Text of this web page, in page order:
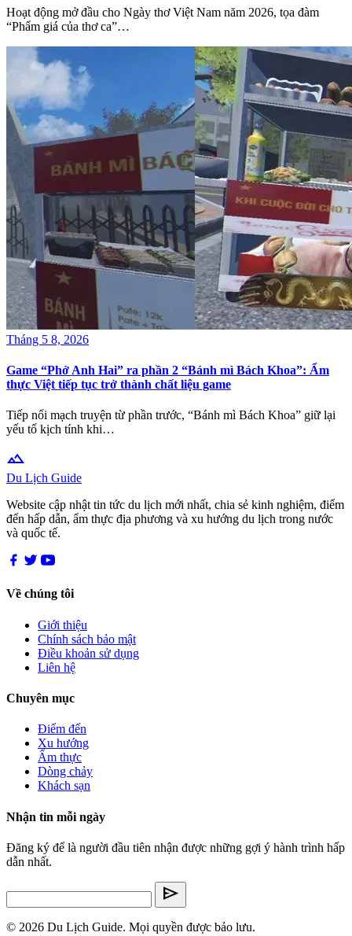
Hoạt động mở đầu cho Ngày thơ Việt Nam năm 2026, tọa đàm
“Phẩm giá của thơ ca”…
Tháng 5 8, 2026
Game “Phở Anh Hai” ra phần 2 “Bánh mì Bách Khoa”: Ẩm
thực Việt tiếp tục trở thành chất liệu game
Tiếp nối mạch truyện từ phần trước, “Bánh mì Bách Khoa” giữ lại
yếu tố kịch tính khi…
terrain
Du Lịch Guide
Website cập nhật tin tức du lịch mới nhất, chia sẻ kinh nghiệm, điểm
đến hấp dẫn, ẩm thực địa phương và xu hướng du lịch trong nước
và quốc tế.
Về chúng tôi
Giới thiệu
Chính sách bảo mật
Điều khoản sử dụng
Liên hệ
Chuyên mục
Điểm đến
Xu hướng
Ẩm thực
Dòng chảy
Khách sạn
Nhận tin mỗi ngày
Đăng ký để là người đầu tiên nhận được những gợi ý hành trình hấp
dẫn nhất.
send
© 2026 Du Lịch Guide. Mọi quyền được bảo lưu.